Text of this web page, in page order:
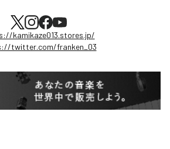
kamikaze013.stores.jp/
twitter.com/franken_03